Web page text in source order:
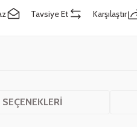
Tavsiye Et Karşılaştır